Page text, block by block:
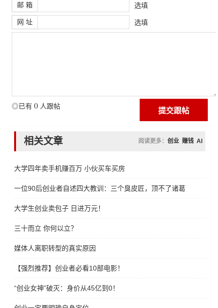
邮 箱 选填
网 址 选填
◎已有 0 人跟帖
相关文章 阅读更多： 创业 赚钱 AI
大学四年卖手机赚百万 小伙买车买房
一位90后创业者自述四大教训：三个臭皮匠，顶不了诸葛亮
大学生创业卖包子 日进万元！
三十而立 你何以立？
媒体人离职转型的真实原因
【强烈推荐】创业者必看10部电影！
“创业女神”破灭：身价从45亿到0！